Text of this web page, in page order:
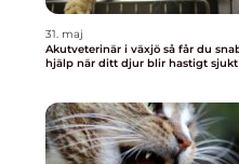
31. maj
Akutveterinär i växjö så får du snabb
hjälp när ditt djur blir hastigt sjukt